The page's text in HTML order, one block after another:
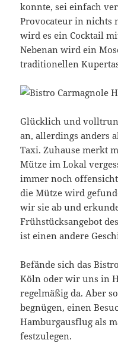
konnte, sei einfach
Provocateur in nichts
wird es ein Cocktail
Nebenan wird ein
traditionellen
Glücklich und
an, allerdings anders
Taxi. Zuhause merkt
Mütze im Lokal
immer noch
die Mütze wird
wir sie ab und
Frühstücksangebot
ist einen andere
Befände sich das
Köln oder wir uns in
regelmäßig da. Aber
begnügen, einen
Hamburgausflug als
festzulegen.